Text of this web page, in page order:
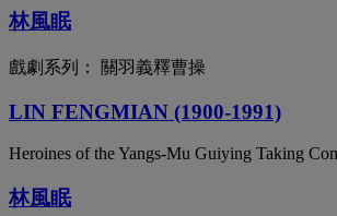
林風眠
戲劇系列： 關羽義釋曹操
LIN FENGMIAN (1900-1991)
Heroines of the Yangs-Mu Guiying Taking
林風眠